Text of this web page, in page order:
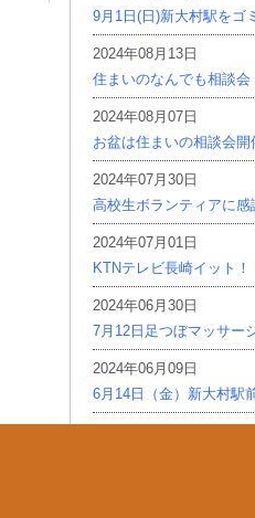
9月1日(日)新大村駅をゴ
2024年08月13日
住まいのなんでも相談会
2024年08月07日
お盆は住まいの相談会開
2024年07月30日
高校生ボランティアに感
2024年07月01日
KTNテレビ長崎イット！
2024年06月30日
7月12日足つぼマッサー
2024年06月09日
6月14日（金）新大村駅